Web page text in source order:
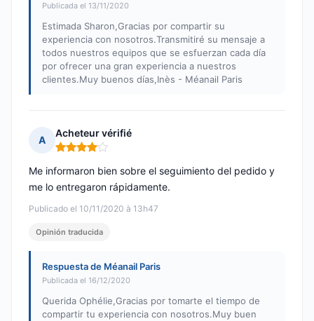
Publicada el 13/11/2020
Estimada Sharon,Gracias por compartir su
experiencia con nosotros.Transmitiré su mensaje a
todos nuestros equipos que se esfuerzan cada día
por ofrecer una gran experiencia a nuestros
clientes.Muy buenos días,Inès - Méanail Paris
A
Acheteur vérifié
Nota: 4 de 5
Publicado el 10/11/2020 à 13h47
Me informaron bien sobre el seguimiento del pedido y
me lo entregaron rápidamente.
Opinión traducida
Respuesta de Méanail Paris
Publicada el 16/12/2020
Querida Ophélie,Gracias por tomarte el tiempo de
compartir tu experiencia con nosotros.Muy buen